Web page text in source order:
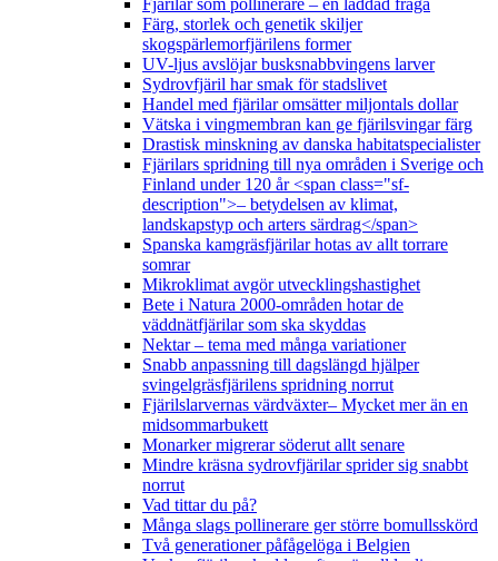
Färg, storlek och genetik skiljer
skogspärlemorfjärilens former
UV-ljus avslöjar busksnabbvingens larver
Sydrovfjäril har smak för stadslivet
Handel med fjärilar omsätter miljontals dollar
Vätska i vingmembran kan ge fjärilsvingar färg
Drastisk minskning av danska habitatspecialister
Fjärilars spridning till nya områden i Sverige och
Finland under 120 år <span class="sf-
description">– betydelsen av klimat,
landskapstyp och arters särdrag</span>
Spanska kamgräsfjärilar hotas av allt torrare
somrar
Mikroklimat avgör utvecklingshastighet
Bete i Natura 2000-områden hotar de
väddnätfjärilar som ska skyddas
Nektar – tema med många variationer
Snabb anpassning till dagslängd hjälper
svingelgräsfjärilens spridning norrut
Fjärilslarvernas värdväxter– Mycket mer än en
midsommarbukett
Monarker migrerar söderut allt senare
Mindre kräsna sydrovfjärilar sprider sig snabbt
norrut
Vad tittar du på?
Många slags pollinerare ger större bomullsskörd
Två generationer påfågelöga i Belgien